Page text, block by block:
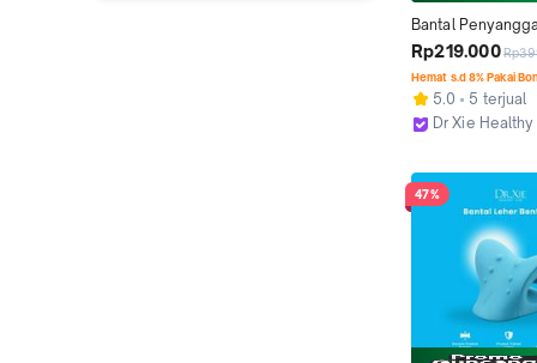
Bantal
Punggung
Stretching Postur
Back Support
Ringan Mudah
Rp219.000
Hemat s.d 8% Pakai
5.0
5 terjual
Dr Xie Healthy
47%